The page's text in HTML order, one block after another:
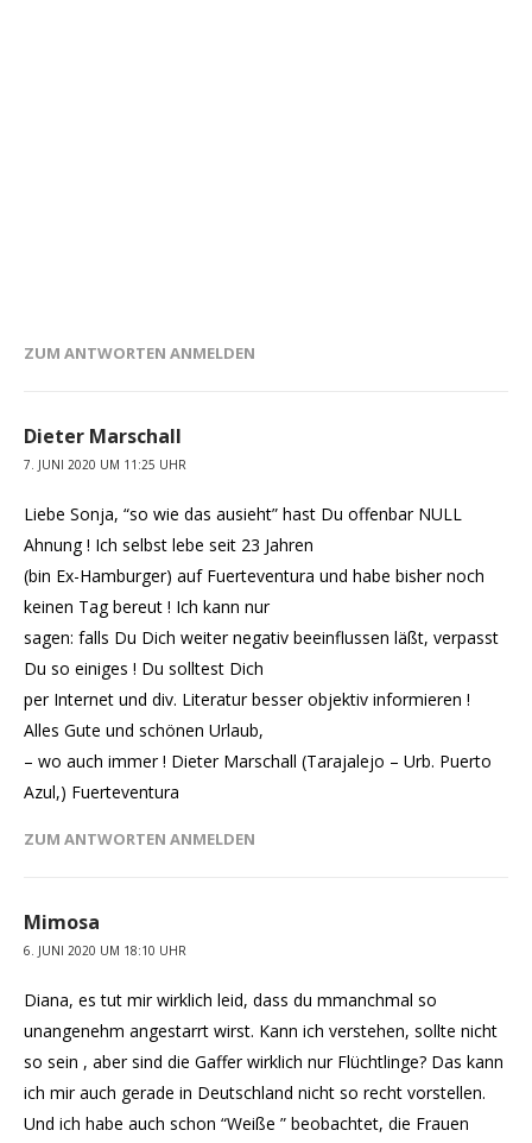
ZUM ANTWORTEN ANMELDEN
Dieter Marschall
7. JUNI 2020 UM 11:25 UHR
Liebe Sonja, “so wie das ausieht” hast Du offenbar NULL
Ahnung ! Ich selbst lebe seit 23 Jahren
(bin Ex-Hamburger) auf Fuerteventura und habe bisher noch
keinen Tag bereut ! Ich kann nur
sagen: falls Du Dich weiter negativ beeinflussen läßt, verpasst
Du so einiges ! Du solltest Dich
per Internet und div. Literatur besser objektiv informieren !
Alles Gute und schönen Urlaub,
– wo auch immer ! Dieter Marschall (Tarajalejo – Urb. Puerto
Azul,) Fuerteventura
ZUM ANTWORTEN ANMELDEN
Mimosa
6. JUNI 2020 UM 18:10 UHR
Diana, es tut mir wirklich leid, dass du mmanchmal so
unangenehm angestarrt wirst. Kann ich verstehen, sollte nicht
so sein , aber sind die Gaffer wirklich nur Flüchtlinge? Das kann
ich mir auch gerade in Deutschland nicht so recht vorstellen.
Und ich habe auch schon “Weiße ” beobachtet, die Frauen